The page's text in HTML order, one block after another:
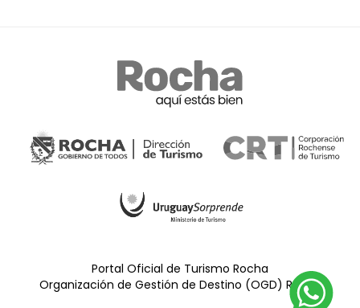
Portal Oficial de Turismo Rocha
Organización de Gestión de Destino (OGD) Rocha